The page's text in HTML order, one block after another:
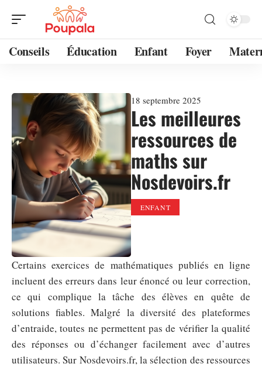
Conseils Éducation Enfant Foyer
18 septembre 2025
Les meilleures
ressources de
maths sur
Nosdevoirs.fr
ENFANT
Certains exercices de mathématiques publiés en ligne
incluent des erreurs dans leur énoncé ou leur correction,
ce qui complique la tâche des élèves en quête de
solutions fiables. Malgré la diversité des plateformes
d’entraide, toutes ne permettent pas de vérifier la qualité
des réponses ou d’échanger facilement avec d’autres
utilisateurs. Sur Nosdevoirs.fr, la sélection des ressources